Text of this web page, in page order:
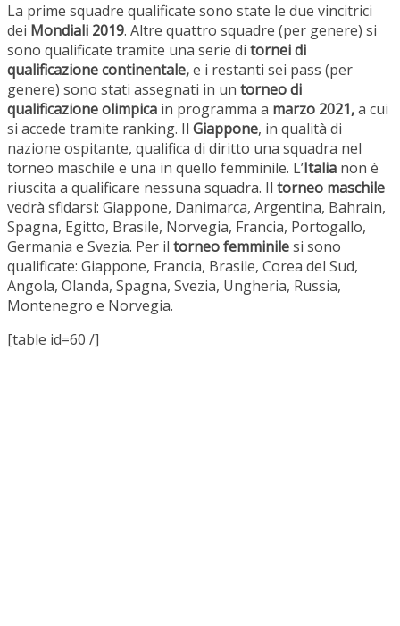
La prime squadre qualificate sono state le due vincitrici
dei Mondiali 2019. Altre quattro squadre (per genere) si
sono qualificate tramite una serie di tornei di
qualificazione continentale,e i restanti sei pass (per
genere) sono stati assegnati in un torneo di
qualificazione olimpica in programma a marzo 2021,a cui
si accede tramite ranking. Il Giappone, in qualità di
nazione ospitante, qualifica di diritto una squadra nel
torneo maschile e una in quello femminile. L’Italia non è
riuscita a qualificare nessuna squadra. Il torneo maschile
vedrà sfidarsi: Giappone, Danimarca, Argentina, Bahrain,
Spagna, Egitto, Brasile, Norvegia, Francia, Portogallo,
Germania e Svezia. Per il torneo femminilesi sono
qualificate: Giappone, Francia, Brasile, Corea del Sud,
Angola, Olanda, Spagna, Svezia, Ungheria, Russia,
Montenegro e Norvegia.
[table id=60 /]